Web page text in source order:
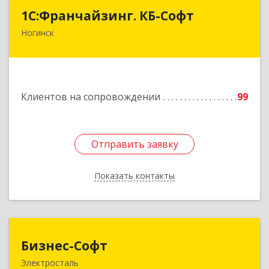
1С:Франчайзинг. КБ-Софт
Ногинск
Клиентов на сопровождении 99
Отправить заявку
Показать контакты
1С:Франчайзинг. КБ-Софт
142400, Московская обл, г.о Богородский,
Подробнее
Отправить заявку
Назад
Бизнес-Софт
Электросталь
144000, Московская обл, Электросталь г, Карла